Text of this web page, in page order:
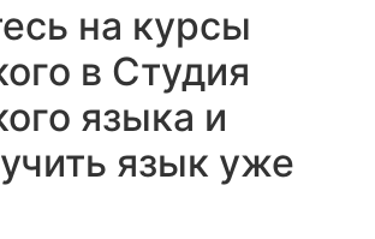
на курсы
в Студия
языка и
язык уже